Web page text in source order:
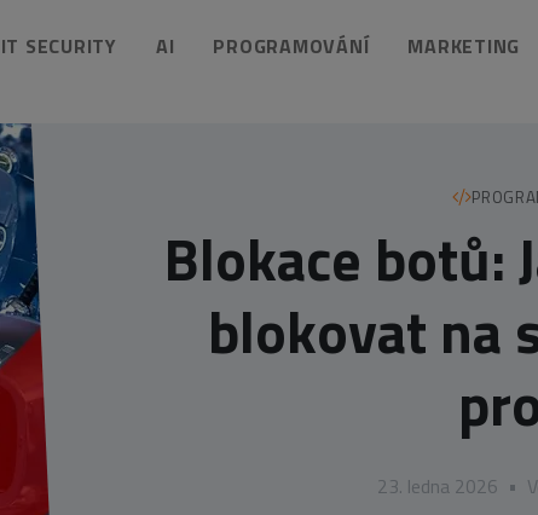
IT SECURITY AI PROGRAMOVÁNÍ MARKETING
Blokace botů:
blokovat na
23. ledna 2026 •